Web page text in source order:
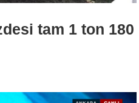
tam 1 ton 180